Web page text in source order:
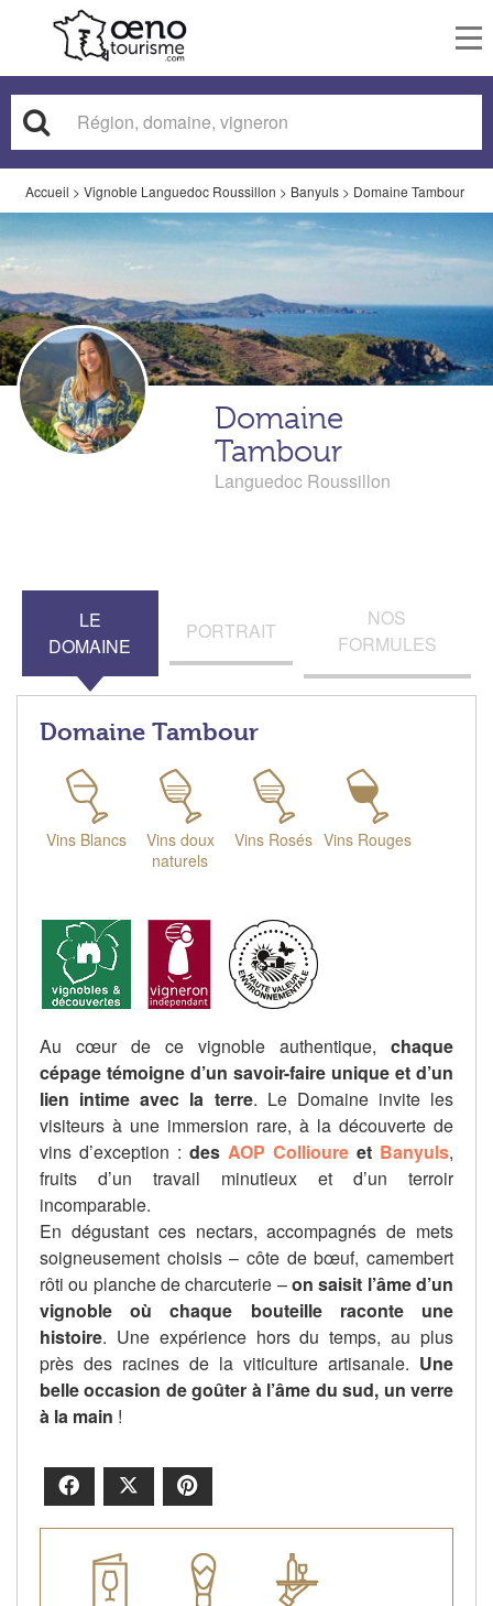
Accueil > Vignoble Languedoc Roussillon > Banyuls > Domaine Tambour
Domaine
Tambour
Languedoc Roussillon
LE
DOMAINE
PORTRAIT
NOS
FORMULES
Domaine Tambour
Vins Blancs
Vins doux
naturels
Vins Rosés Vins Rouges
Au cœur de ce vignoble authentique, chaque
cépage témoigne d’un savoir-faire unique et d’un
lien intime avec la terre. Le Domaine invite les
visiteurs à une immersion rare, à la découverte de
vins d’exception : des AOP Collioure et Banyuls,
fruits d’un travail minutieux et d’un terroir
incomparable.
En dégustant ces nectars, accompagnés de mets
soigneusement choisis – côte de bœuf, camembert
rôti ou planche de charcuterie –on saisit l’âme d’un
vignoble où chaque bouteille raconte une
histoire. Une expérience hors du temps, au plus
près des racines de la viticulture artisanale. Une
belle occasion de goûter à l’âme du sud, un verre
à la main !
Facebook